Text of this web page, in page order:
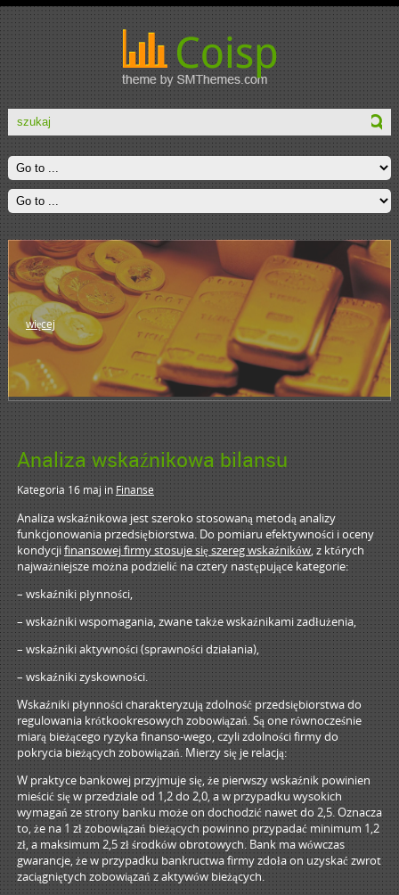
więcej
Analiza wskaźnikowa bilansu
Kategoria 16 majinFinanse
Analiza wskaźnikowa jest szeroko stosowaną metodą analizy
funkcjonowania przedsiębiorstwa. Do pomiaru efektywności i oceny
kondycjifinansowej firmy stosuje się szereg wskaźników, z których
najważniejsze można podzielić na cztery następujące kategorie:
– wskaźniki płynności,
– wskaźniki wspomagania, zwane także wskaźnikami zadłużenia,
– wskaźniki aktywności (sprawności działania),
– wskaźniki zyskowności.
Wskaźniki płynności charakteryzują zdolność przedsiębiorstwa do
regulowania krótkookresowych zobowiązań. Są one równocześnie
miarą bieżącego ryzyka finanso-wego, czyli zdolności firmy do
pokrycia bieżących zobowiązań. Mierzy się je relacją:
W praktyce bankowej przyjmuje się, że pierwszy wskaźnik powinien
mieścić się w przedziale od 1,2 do 2,0, a w przypadku wysokich
wymagań ze strony banku może on dochodzić nawet do 2,5. Oznacza
to, że na 1 zł zobowiązań bieżących powinno przypadać minimum 1,2
zł, a maksimum 2,5 zł środków obrotowych. Bank ma wówczas
gwarancje, że w przypadku bankructwa firmy zdoła on uzyskać zwrot
zaciągniętych zobowiązań z aktywów bieżących.